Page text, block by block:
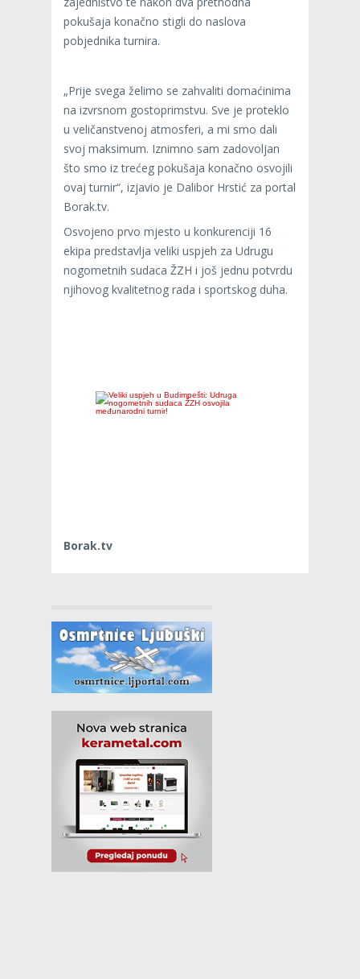
pokušaja konačno stigli do naslova
pobjednika turnira.
„Prije svega želimo se zahvaliti domaćinima
na izvrsnom gostoprimstvu. Sve je proteklo
u veličanstvenoj atmosferi, a mi smo dali
svoj maksimum. Iznimno sam zadovoljan
što smo iz trećeg pokušaja konačno osvojili
ovaj turnir“, izjavio je Dalibor Hrstić za portal
Borak.tv.
Osvojeno prvo mjesto u konkurenciji 16
ekipa predstavlja veliki uspjeh za Udrugu
nogometnih sudaca ŽZH i još jednu potvrdu
njihovog kvalitetnog rada i sportskog duha.
Borak.tv